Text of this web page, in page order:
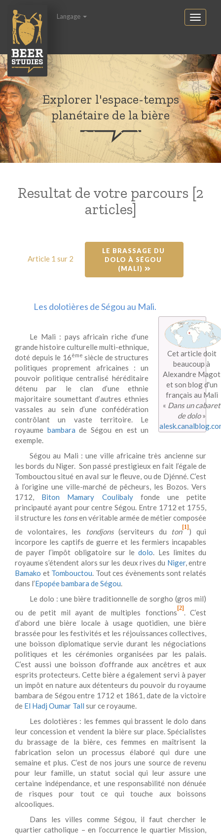
Langage
Explorer l'espace-temps
planétaire de la bière
Resultat de votre parcours [2
articles]
Article 1 sur 2
LE BRASSAGE DU
DOLO À SÉGOU
(MALI)
Les dolotières de Ségou au Mali.
Cet article doit
beaucoup à
Alexandre Magot
et son blog d'un
français au Mali
« Dans un cabaret
de dolo»
Le Mali : pays africain riche d’une
grande histoire culturelle multi-ethnique,
doté depuis le 16ème siècle de structures
politiques proprement africaines : un
pouvoir politique centralisé héréditaire
détenu par le clan d’une ethnie
majoritaire soumettant d’autres ethnies
vassales au sein d’une confédération
contrôlant un vaste territoire. Le
royaume bambara de Ségou en est un
exemple.
Ségou au Mali : une ville africaine très ancienne sur
les bords du Niger. Son passé prestigieux en fait l’égale de
Tombouctou situé en aval sur le fleuve, ou de Djénné. C’est
à l’origine une ville-marché de pêcheurs, les Bozos. Vers
1712, Biton Mamary Coulibalyfonde une petite
principauté ayant pour centre Ségou. Entre 1712 et 1755,
il structure les tonsen véritable armée de métier composée
de volontaires, les
tondjons(serviteurs du ton[1] ) qui
incorpore les captifs de guerre et les fermiers incapables
de payer l’impôt obligatoire sur ledolo. Les limites du
royaume s’étendent alors sur les deux rives du Niger, entre
Bamako et Tombouctou. Tout ces évènements sont relatés
dans l’Epopée bambara de Ségou.
Le dolo : une bière traditionnelle de sorgho (gros mil)
ou de petit mil ayant de multiples fonctions [2]. C’est
d’abord une bière locale à usage quotidien, une bière
brassée pour les festivités et les réjouissances collectives,
une boisson diplomatique servie durant les négociations
politiques et les cérémonies organisées par les palais.
C’est aussi une boisson d’offrande aux ancêtres et aux
esprits protecteurs. Cette bière a également servi à payer
un impôt en nature aux détenteurs du pouvoir du royaume
bambara de Ségou entre 1712 et 1861, date de la victoire
de El Hadj Oumar Tall sur ce royaume.
Les dolotières : les femmes qui brassent le dolo dans
leur concession et vendent la bière sur place. Spécialistes
du brassage de la bière, ces femmes en maîtrisent la
fabrication selon un processus élaboré qui dure une
semaine et plus. C’est de nos jours une source de revenu
pour leur famille, un statut social qui leur assure une
certaine indépendance, et une responsabilité non dénuée
de risques pour tout ce qui touche aux boissons
alcooliques.
Dans les villes comme Ségou, il faut chercher le
quartier catholique – en l’occurrence le quartier Mission,